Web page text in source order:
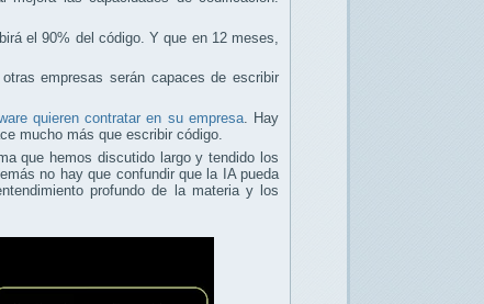
el 90% del código. Y que en 12 meses,
empresas serán capaces de escribir
quieren contratar en su empresa. Hay
mucho más que escribir código.
que hemos discutido largo y tendido los
no hay que confundir que la IA pueda
profundo de la materia y los